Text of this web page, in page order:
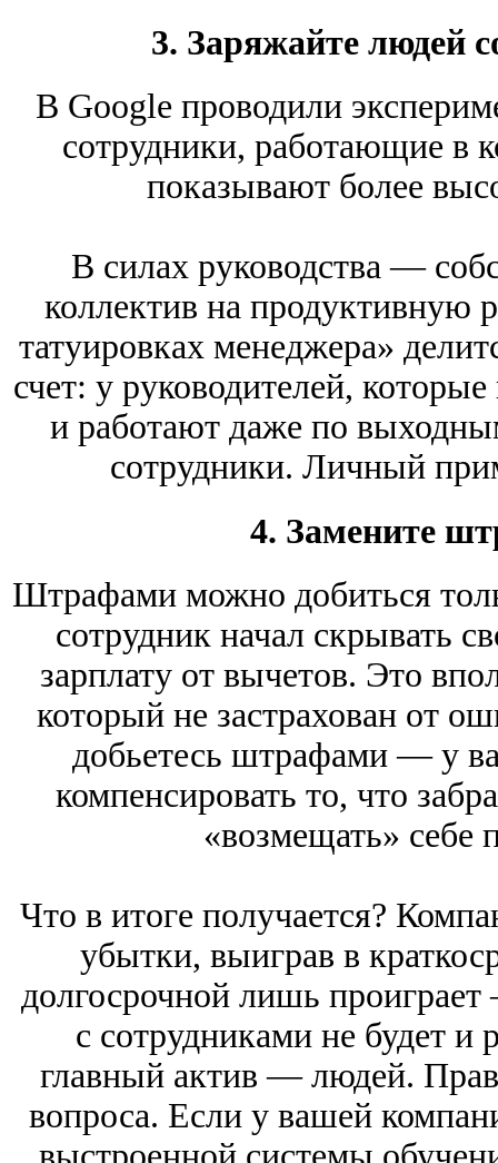
3. Заряжайте людей
В Google проводили
сотрудники, работающие в
показывают более
В силах руководства —
коллектив на продуктивную
татуировках менеджера»
счет: у руководителей,
и работают даже по
сотрудники. Личный
4. Замените
Штрафами можно добиться
сотрудник начал скрывать
зарплату от вычетов. Это
который не застрахован от
добьетесь штрафами — у
компенсировать то, что
«возмещать»
Что в итоге получается?
убытки, выиграв в
долгосрочной лишь
с сотрудниками не будет и
главный актив — людей.
вопроса. Если у вашей